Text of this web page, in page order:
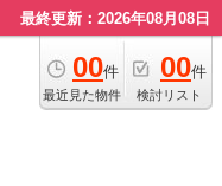
最終更新：2026年08月08日
00件
最近見た物件
00件
検討リスト